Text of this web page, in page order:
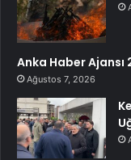
Anka Haber
Ağustos 7, 2026